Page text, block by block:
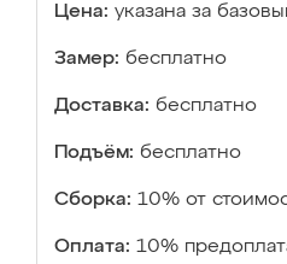
Цена: указана за
Замер: бесплатно
Доставка: бесплатно
Подъём: бесплатно
Сборка: 10% от
Оплата: 10%